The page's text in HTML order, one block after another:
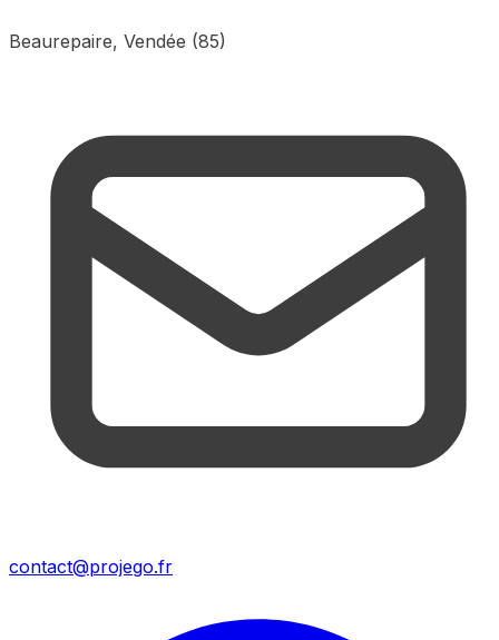
Beaurepaire, Vendée (85)
contact@projego.fr